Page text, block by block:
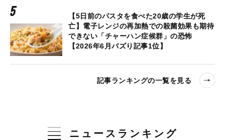
【5日前のパスタを食べた20歳の学生が死
亡】電子レンジの再加熱での殺菌効果も期待
できない「チャーハン症候群」の恐怖
【2026年6月バズり記事1位】
記事ランキングの一覧を見る
ニュースランキング